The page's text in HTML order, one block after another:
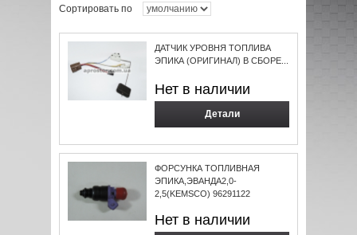
Сортировать по
ДАТЧИК УРОВНЯ ТОПЛИВА
ЭПИКА (ОРИГИНАЛ) В СБОРЕ...
Нет в наличии
Детали
ФОРСУНКА ТОПЛИВНАЯ
ЭПИКА,ЭВАНДА2,0-
2,5(KEMSCO) 96291122
Нет в наличии